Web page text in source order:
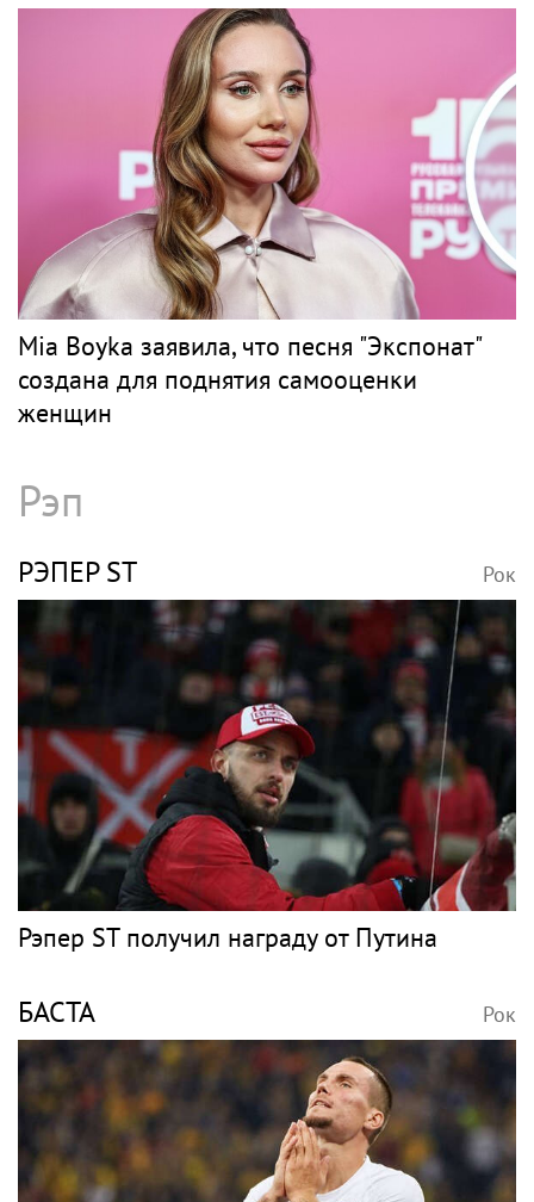
Mia Boyka заявила, что песня "Экспонат"
создана для поднятия самооценки
женщин
Рэп
РЭПЕР ST Рок
Рэпер ST получил награду от Путина
БАСТА Рок